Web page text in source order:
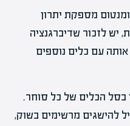
מספקת יתרון
יש לזכור שדיברגנציה
אותה עם כלים נוספים
בסל הכלים של כל סוחר.
להישגים מרשימים בשוק,